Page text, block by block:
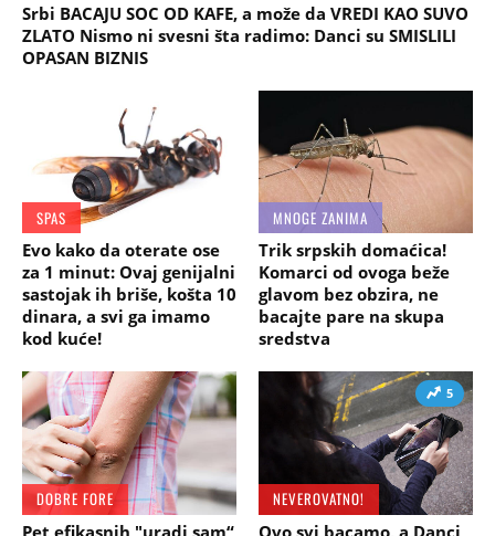
Srbi BACAJU SOC OD KAFE, a može da VREDI KAO SUVO
ZLATO Nismo ni svesni šta radimo: Danci su SMISLILI
OPASAN BIZNIS
SPAS
Evo kako da oterate ose
za 1 minut: Ovaj genijalni
sastojak ih briše, košta 10
dinara, a svi ga imamo
kod kuće!
MNOGE ZANIMA
Trik srpskih domaćica!
Komarci od ovoga beže
glavom bez obzira, ne
bacajte pare na skupa
sredstva
DOBRE FORE
Pet efikasnih "uradi sam“
5
NEVEROVATNO!
Ovo svi bacamo, a Danci